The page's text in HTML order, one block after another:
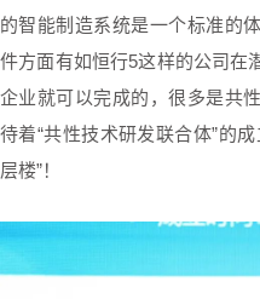
的智能制造系统是一个标准的
件方面有如恒行5这样的公司在
企业就可以完成的，很多是共
待着“共性技术研发联合体”的
层楼”！